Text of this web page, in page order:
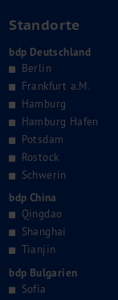
Standorte
bdp Deutschland
Berlin
Frankfurt a.M.
Hamburg
Hamburg Hafen
Potsdam
Rostock
Schwerin
bdp China
Qingdao
Shanghai
Tianjin
bdp Bulgarien
Sofia